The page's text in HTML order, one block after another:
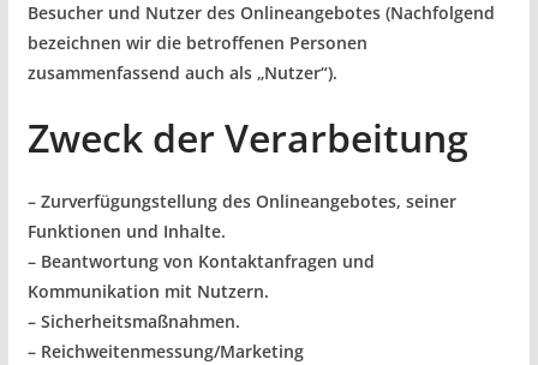
Besucher und Nutzer des Onlineangebotes (Nachfolgend
bezeichnen wir die betroffenen Personen
zusammenfassend auch als „Nutzer“).
Zweck der Verarbeitung
– Zurverfügungstellung des Onlineangebotes, seiner
Funktionen und Inhalte.
– Beantwortung von Kontaktanfragen und
Kommunikation mit Nutzern.
– Sicherheitsmaßnahmen.
– Reichweitenmessung/Marketing